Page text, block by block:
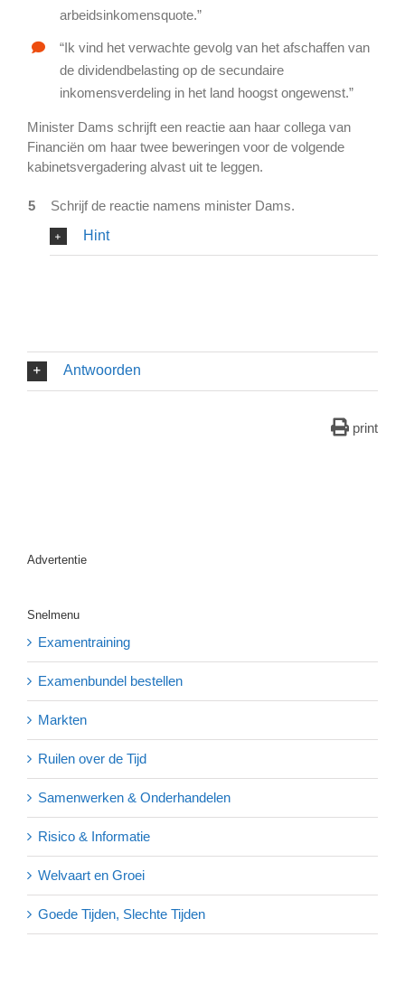
arbeidsinkomensquote.”
“Ik vind het verwachte gevolg van het afschaffen van
de dividendbelasting op de secundaire
inkomensverdeling in het land hoogst ongewenst.”
Minister Dams schrijft een reactie aan haar collega van
Financiën om haar twee beweringen voor de volgende
kabinetsvergadering alvast uit te leggen.
5
Schrijf de reactie namens minister Dams.
Hint
Antwoorden
print
Advertentie
Snelmenu
Examentraining
Examenbundel bestellen
Markten
Ruilen over de Tijd
Samenwerken & Onderhandelen
Risico & Informatie
Welvaart en Groei
Goede Tijden, Slechte Tijden